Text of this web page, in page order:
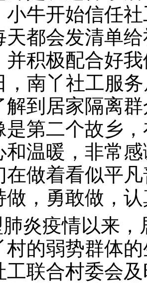
小牛开始信任
天都会发清单
并积极配合好
，南丫社工服
解到居家隔离
是第二个故乡
和温暖，非常
在做着看似平
做，勇敢做，
炎疫情以来
村的弱势群体
工联合村委会